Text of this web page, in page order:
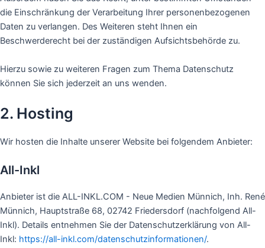
die Einschränkung der Verarbeitung Ihrer personenbezogenen
Daten zu verlangen. Des Weiteren steht Ihnen ein
Beschwerderecht bei der zuständigen Aufsichtsbehörde zu.
Hierzu sowie zu weiteren Fragen zum Thema Datenschutz
können Sie sich jederzeit an uns wenden.
2. Hosting
Wir hosten die Inhalte unserer Website bei folgendem Anbieter:
All-Inkl
Anbieter ist die ALL-INKL.COM - Neue Medien Münnich, Inh. René
Münnich, Hauptstraße 68, 02742 Friedersdorf (nachfolgend All-
Inkl). Details entnehmen Sie der Datenschutzerklärung von All-
Inkl: https://all-inkl.com/datenschutzinformationen/.